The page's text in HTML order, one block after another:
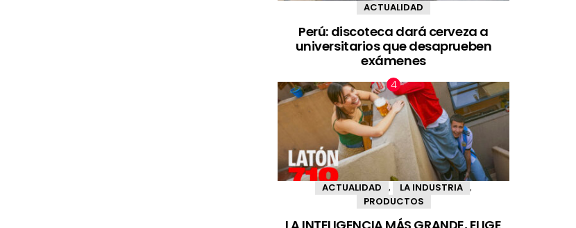
ACTUALIDAD
Perú: discoteca dará cerveza a
universitarios que desaprueben
exámenes
ACTUALIDAD , LA INDUSTRIA ,
PRODUCTOS